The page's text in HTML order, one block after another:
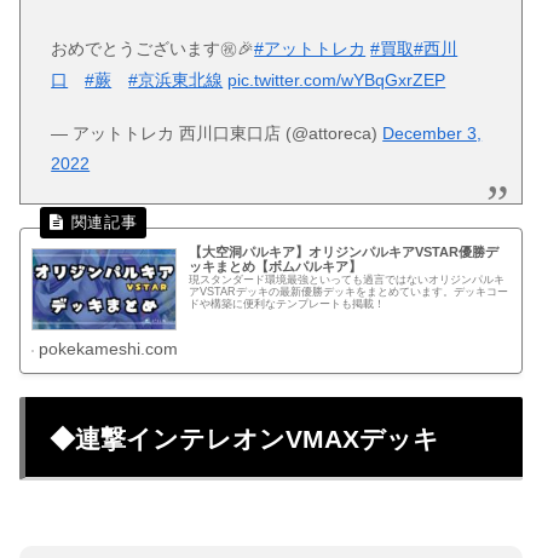
おめでとうございます㊗️🎉#アットトレカ #買取#西川
口
#蕨 #京浜東北線 pic.twitter.com/wYBqGxrZEP
— アットトレカ 西川口東口店 (@attoreca) December 3,
2022
【大空洞パルキア】オリジンパルキアVSTAR優勝デ
ッキまとめ【ボムパルキア】
現スタンダード環境最強といっても過言ではないオリジンパルキ
アVSTARデッキの最新優勝デッキをまとめています。デッキコー
ドや構築に便利なテンプレートも掲載！
pokekameshi.com
◆連撃インテレオンVMAXデッキ